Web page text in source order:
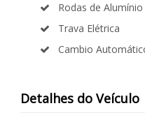
Rodas de Alumínio
Trava Elétrica
Cambio
Detalhes do Veículo